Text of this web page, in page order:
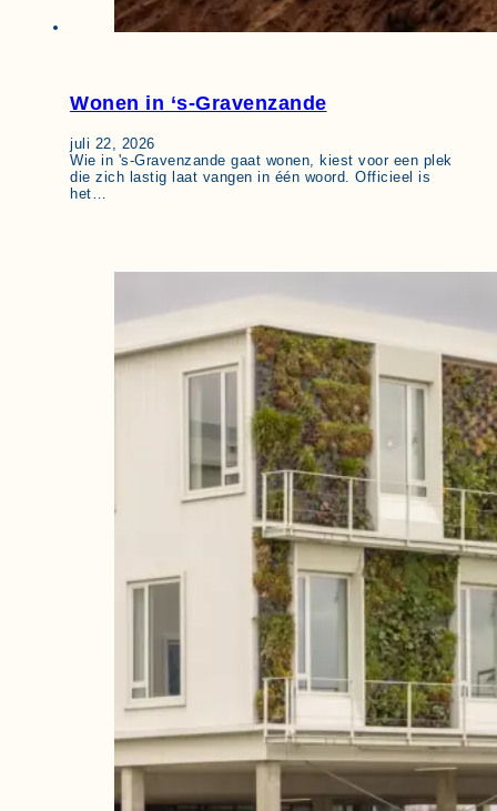
Wonen in ‘s-Gravenzande
juli 22, 2026
Wie in 's-Gravenzande gaat wonen, kiest voor een plek
die zich lastig laat vangen in één woord. Officieel is
het…